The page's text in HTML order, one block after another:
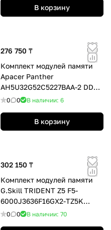
В корзину
276 750 ₸
Комплект модулей памяти
Apacer Panther
AH5U32G52C5227BAA-2 DDR5
32GB (Kit 2x16GB)
0 0 В наличии: 6
В корзину
302 150 ₸
Комплект модулей памяти
G.Skill TRIDENT Z5 F5-
6000J3636F16GX2-TZ5K
DDR5 32GB (Kit 2x16GB)
0 0 В наличии: 70